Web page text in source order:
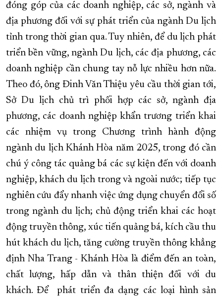
đóng góp của các doanh nghiệp, các sở, ngành và
địa phương đối với sự phát triển của ngành Du lịch
tỉnh trong thời gian qua. Tuy nhiên, để du lịch phát
triển bền vững, ngành Du lịch, các địa phương, các
doanh nghiệp cần chung tay nỗ lực nhiều hơn nữa.
Theo đó, ông Đinh Văn Thiệu yêu cầu thời gian tới,
Sở Du lịch chủ trì phối hợp các sở, ngành địa
phương, các doanh nghiệp khẩn trương triển khai
các nhiệm vụ trong Chương trình hành động
ngành du lịch Khánh Hòa năm 2025, trong đó cần
chú ý công tác quảng bá các sự kiện đến với doanh
nghiệp, khách du lịch trong và ngoài nước; tiếp tục
nghiên cứu đẩy nhanh việc ứng dụng chuyển đổi số
trong ngành du lịch; chủ động triển khai các hoạt
động truyền thông, xúc tiến quảng bá, kích cầu thu
hút khách du lịch, tăng cường truyền thông khẳng
định Nha Trang - Khánh Hòa là điểm đến an toàn,
chất lượng, hấp dẫn và thân thiện đối với du
khách. Để phát triển đa dạng các loại hình sản